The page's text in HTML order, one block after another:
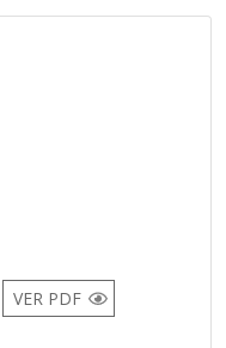
VER PDF